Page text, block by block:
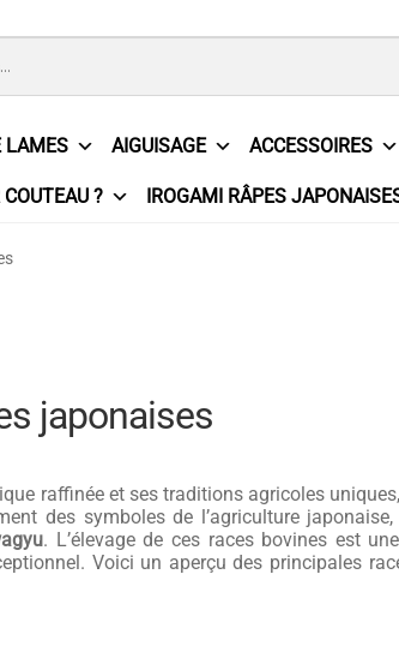
LAMES AIGUISAGE ACCESSOIRES
? IROGAMI RÂPES
de Vente
japonaises
raffinée et ses traditions agricoles
des symboles de l’agriculture
. L’élevage de ces races bovines est
Voici un aperçu des principales